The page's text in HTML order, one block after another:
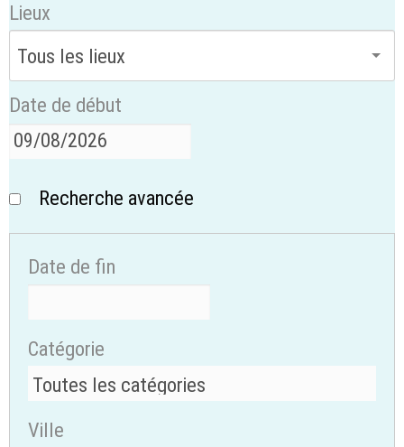
Lieux
Date de début
Recherche avancée
Date de fin
Catégorie
Ville